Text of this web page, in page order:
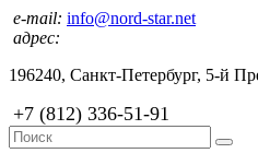
e-mail: info@nord-star.net
адрес:
196240, Санкт-Петербург, 5-й
+7 (812) 336-51-91